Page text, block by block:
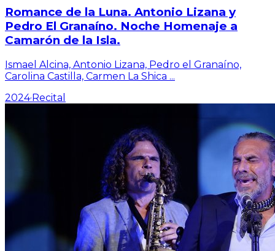
Romance de la Luna. Antonio Lizana y
Pedro El Granaíno. Noche Homenaje a
Camarón de la Isla.
Ismael Alcina, Antonio Lizana, Pedro el Granaíno,
Carolina Castilla, Carmen La Shica ...
2024·Recital